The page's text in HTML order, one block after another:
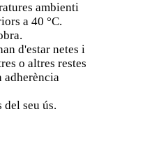
ambienti
a 40 °C.
d'estar netes i
o altres restes
adherència
del seu ús.